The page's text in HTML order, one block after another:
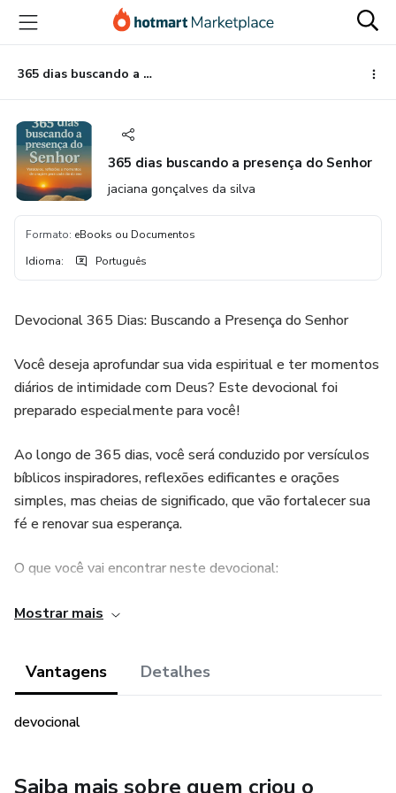
para
conteúdo
principal
para
pagamento
para
rodapé
365 dias buscando a presença do Senhor
365 dias buscando a presença do Senhor
jaciana gonçalves da silva
Formato: eBooks ou Documentos
Idioma: Português
Devocional 365 Dias: Buscando a Presença do Senhor
Você deseja aprofundar sua vida espiritual e ter momentos
diários de intimidade com Deus? Este devocional foi
preparado especialmente para você!
Ao longo de 365 dias, você será conduzido por versículos
bíblicos inspiradores, reflexões edificantes e orações
simples, mas cheias de significado, que vão fortalecer sua
fé e renovar sua esperança.
O que você vai encontrar neste devocional:
Versículos diários para meditação e fortalecimento
Reflexões práticas que ajudam a aplicar a Palavra de Deus
Mostrar mais
Vantagens Detalhes
devocional
Saiba mais sobre quem criou o